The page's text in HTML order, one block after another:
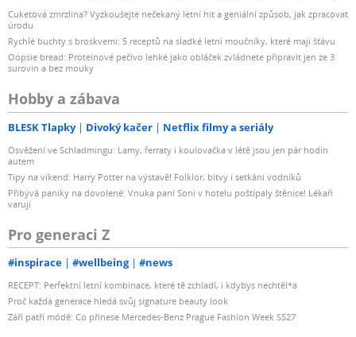
Cuketová zmrzlina? Vyzkoušejte nečekaný letní hit a geniální způsob, jak zpracovat
úrodu
Rychlé buchty s broskvemi: 5 receptů na sladké letní moučníky, které mají šťávu
Oopsie bread: Proteinové pečivo lehké jako obláček zvládnete připravit jen ze 3
surovin a bez mouky
Hobby a zábava
BLESK Tlapky Divoký kačer Netflix filmy a seriály
Osvěžení ve Schladmingu: Lamy, ferraty i koulovačka v létě jsou jen pár hodin
autem
Tipy na víkend: Harry Potter na výstavě! Folklor, bitvy i setkání vodníků
Přibývá paniky na dovolené: Vnuka paní Soni v hotelu poštípaly štěnice! Lékaři
varují
Pro generaci Z
#inspirace #wellbeing #news
RECEPT: Perfektní letní kombinace, které tě zchladí, i kdybys nechtěl*a
Proč každá generace hledá svůj signature beauty look
Září patří módě: Co přinese Mercedes-Benz Prague Fashion Week SS27